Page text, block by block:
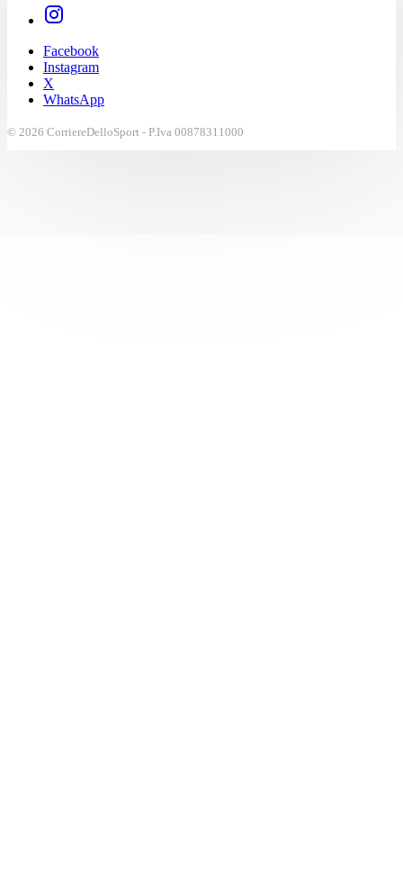
Facebook
Instagram
X
WhatsApp
© 2026 CorriereDelloSport - P.Iva 00878311000